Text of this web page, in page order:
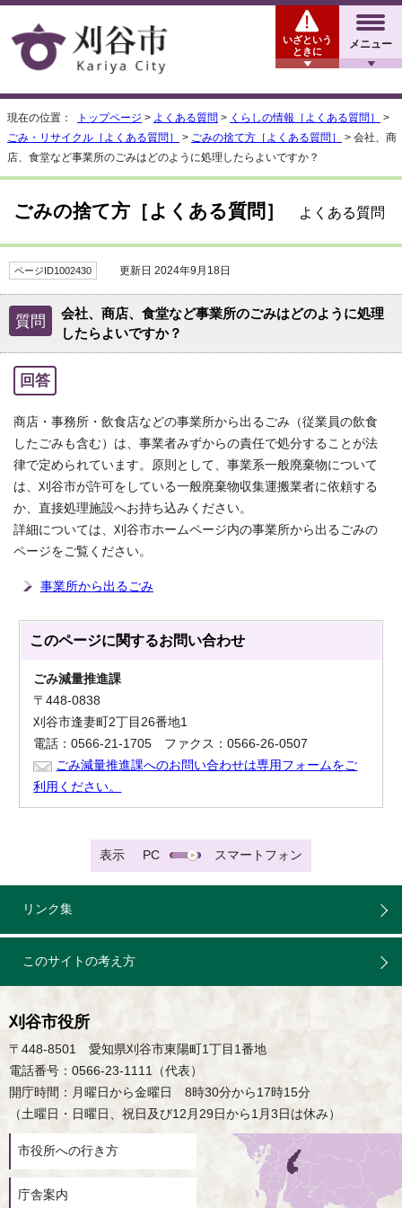
メニュー
いざという
ときに
現在の位置： トップページ > よくある質問 > くらしの情報［よくある質問］
>
ごみ・リサイクル［よくある質問］
> ごみの捨て方［よくある質問］
> 会社、商
店、食堂など事業所のごみはどのように処理したらよいですか？
ごみの捨て方［よくある質問］ よくある質問
ページID1002430 更新日 2024年9月18日
質問
会社、商店、食堂など事業所のごみはどのように処理
したらよいですか？
回答
商店・事務所・飲食店などの事業所から出るごみ（従業員の飲食
したごみも含む）は、事業者みずからの責任で処分することが法
律で定められています。原則として、事業系一般廃棄物について
は、刈谷市が許可をしている一般廃棄物収集運搬業者に依頼する
か、直接処理施設へお持ち込みください。
詳細については、刈谷市ホームページ内の事業所から出るごみの
ページをご覧ください。
事業所から出るごみ
このページに関するお問い合わせ
ごみ減量推進課
〒448-0838
刈谷市逢妻町2丁目26番地1
電話：0566-21-1705 ファクス：0566-26-0507
ごみ減量推進課へのお問い合わせは専用フォームをご
利用ください。
表示 PC スマートフォン
リンク集
このサイトの考え方
刈谷市役所
〒448-8501 愛知県刈谷市東陽町1丁目1番地
電話番号：0566-23-1111（代表）
開庁時間：月曜日から金曜日 8時30分から17時15分
（土曜日・日曜日、祝日及び12月29日から1月3日は休み）
市役所への行き方
庁舎案内